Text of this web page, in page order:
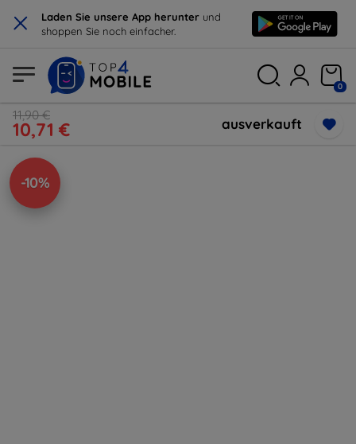
× Laden Sie unsere App herunter und
shoppen Sie noch einfacher.
0
11,90 €
10,71 € ausverkauft
-10%